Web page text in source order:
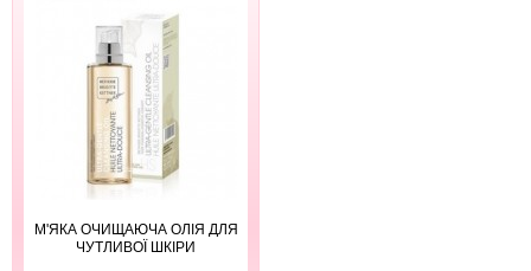
М'ЯКА ОЧИЩАЮЧА ОЛІЯ ДЛЯ
ЧУТЛИВОЇ ШКІРИ